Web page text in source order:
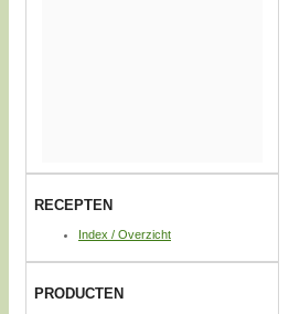
RECEPTEN
Index / Overzicht
PRODUCTEN